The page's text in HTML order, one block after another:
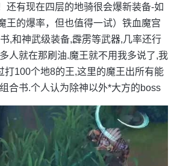
还有现在四层的地骑很会爆新装备-如
王的爆率，但也值得一试）铁血魔宫
,和神武级装备,霹雳等武器,几率还行
人就在那刷油.魔王就不用我多说了,我
打100个地8的王,这里的魔王出所有能
合书.个人认为除神以外*大方的boss